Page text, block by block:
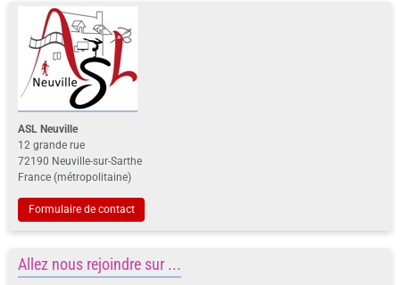
ASL Neuville
12 grande rue
72190 Neuville-sur-Sarthe
France (métropolitaine)
Formulaire de contact
Allez nous rejoindre sur ...